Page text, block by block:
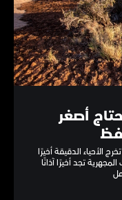
أصغر
الأحياء الدقيقة أخيرًا
تجد أخيرًا آذانًا